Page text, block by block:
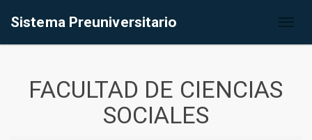
Sistema Preuniversitario
FACULTAD DE CIENCIAS
SOCIALES